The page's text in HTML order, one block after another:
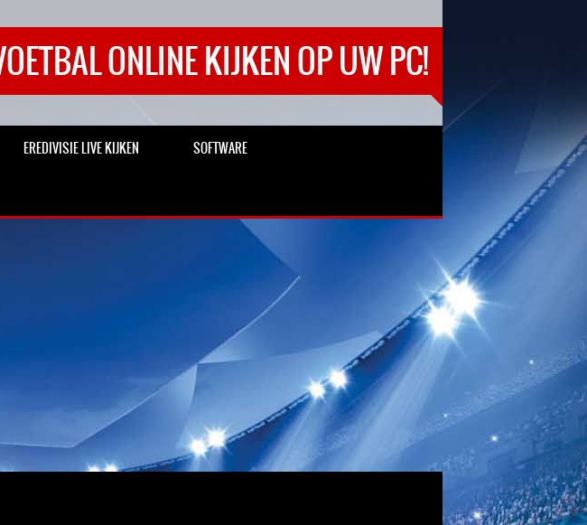
ONLINE KIJKEN OP UW PC!
EREDIVISIE LIVE KIJKEN SOFTWARE